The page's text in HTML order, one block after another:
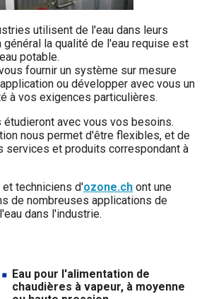
utilisent de l'eau dans leurs
la qualité de l'eau requise est
potable.
fournir un système sur mesure
ou développer avec vous un
à vos exigences particulières.
étudieront avec vous vos besoins.
nous permet d'être flexibles, et de
services et produits correspondant à
et techniciens d'ozone.ch ont une
de nombreuses applications de
dans l'industrie.
Eau pour l'alimentation de
chaudières à vapeur, à moyenne